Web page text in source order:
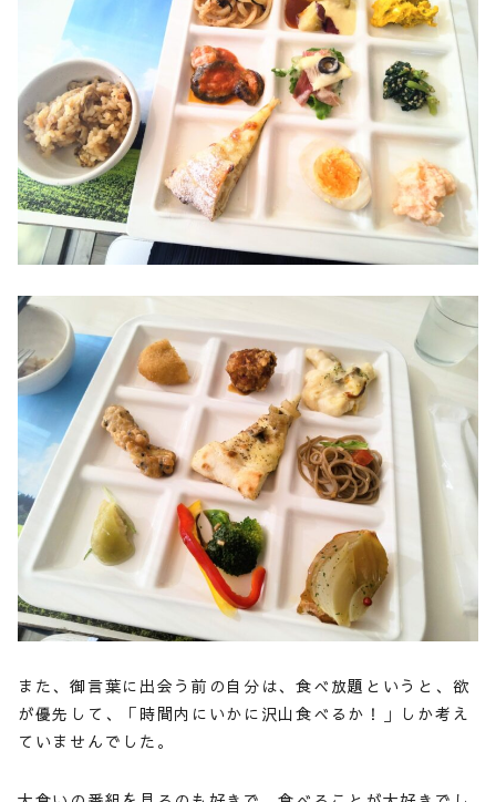
また、御言葉に出会う前の自分は、食べ放題というと、欲
が優先して、「時間内にいかに沢山食べるか！」しか考え
ていませんでした。